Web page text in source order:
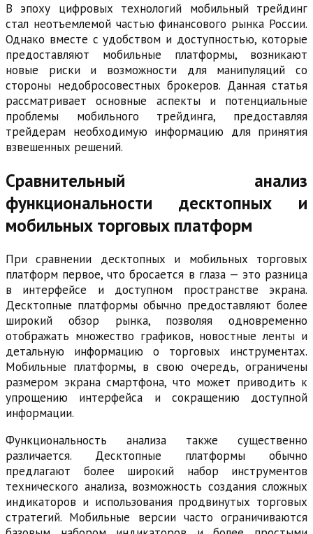
В эпоху цифровых технологий мобильный трейдинг
стал неотъемлемой частью финансового рынка России.
Однако вместе с удобством и доступностью, которые
предоставляют мобильные платформы, возникают
новые риски и возможности для манипуляций со
стороны недобросовестных брокеров. Данная статья
рассматривает основные аспекты и потенциальные
проблемы мобильного трейдинга, предоставляя
трейдерам необходимую информацию для принятия
взвешенных решений.
Сравнительный анализ
функциональности десктопных и
мобильных торговых платформ
При сравнении десктопных и мобильных торговых
платформ первое, что бросается в глаза — это разница
в интерфейсе и доступном пространстве экрана.
Десктопные платформы обычно предоставляют более
широкий обзор рынка, позволяя одновременно
отображать множество графиков, новостные ленты и
детальную информацию о торговых инструментах.
Мобильные платформы, в свою очередь, ограничены
размером экрана смартфона, что может приводить к
упрощению интерфейса и сокращению доступной
информации.
Функциональность анализа также существенно
различается. Десктопные платформы обычно
предлагают более широкий набор инструментов
технического анализа, возможность создания сложных
индикаторов и использования продвинутых торговых
стратегий. Мобильные версии часто ограничиваются